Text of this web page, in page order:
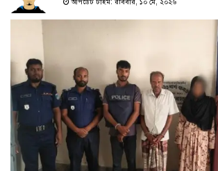
আপডেট টাইম: রবিবার, ১০ মে, ২০২৬